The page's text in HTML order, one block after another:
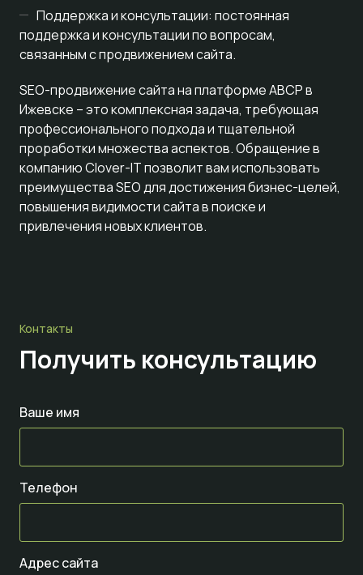
Поддержка и консультации: постоянная
поддержка и консультации по вопросам,
связанным с продвижением сайта.
SEO-продвижение сайта на платформе ABCP в
Ижевске – это комплексная задача, требующая
профессионального подхода и тщательной
проработки множества аспектов. Обращение в
компанию Clover-IT позволит вам использовать
преимущества SEO для достижения бизнес-целей,
повышения видимости сайта в поиске и
привлечения новых клиентов.
Контакты
Получить консультацию
Ваше имя
Телефон
Адрес сайта